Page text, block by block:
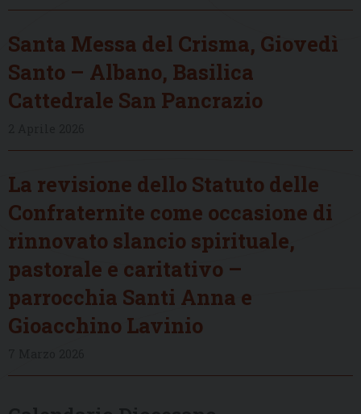
Santa Messa del Crisma, Giovedì
Santo – Albano, Basilica
Cattedrale San Pancrazio
La revisione dello Statuto delle
Confraternite come occasione di
rinnovato slancio spirituale,
pastorale e caritativo –
parrocchia Santi Anna e
Gioacchino Lavinio